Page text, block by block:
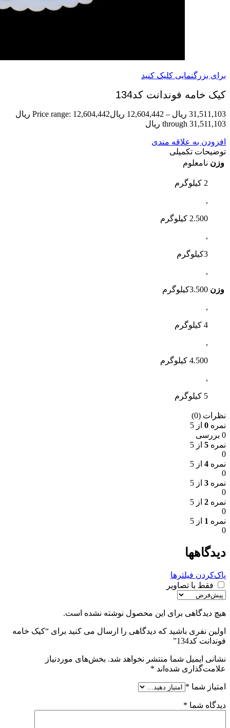
برای بزرگنمایی کلیک کنید
کیک خامه فوندانت کد134
31,511,103 ریال –
12,604,442 ریال
Price range: 12,604,442 ریال
through 31,511,103 ریال
افزودن به علاقه مندی
توضیحات تکمیلی
وزن نامعلوم
وزن
2 کیلوگرم
,
2.500 کیلوگرم
,
3کیلوگرم
,
3.500کیلوگرم
,
4 کیلوگرم
,
4.500 کیلوگرم
,
5 کیلوگرم
نظرات (0)
نمره 0 از 5
0 بررسی
نمره 5 از 5
0
نمره 4 از 5
0
نمره 3 از 5
0
نمره 2 از 5
0
نمره 1 از 5
0
دیدگاهها
پاک‌کردن فیلترها
فقط با تصاویر
هیچ دیدگاهی برای این محصول نوشته نشده است.
اولین نفری باشید که دیدگاهی را ارسال می کنید برای “کیک خامه
فوندانت کد134”
نشانی ایمیل شما منتشر نخواهد شد. بخش‌های موردنیاز
علامت‌گذاری شده‌اند *
امتیاز شما *
دیدگاه شما *